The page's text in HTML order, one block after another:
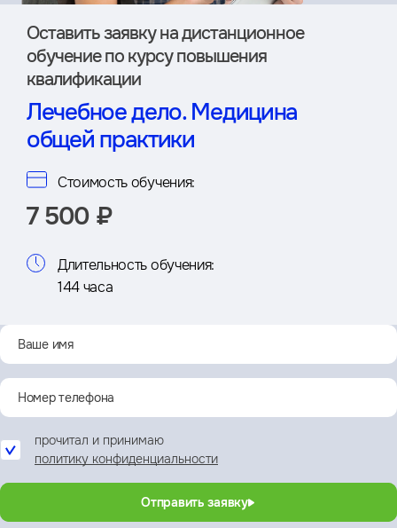
Оставить заявку на дистан­ционное
обучение по курсу повышения
квалификации
Лечебное дело. Медицина
общей практики
Стоимость обучения:
7 500 ₽
Длительность обучения:
144 часа
прочитал и принимаю
политику конфиденциальности
Отправить заявку